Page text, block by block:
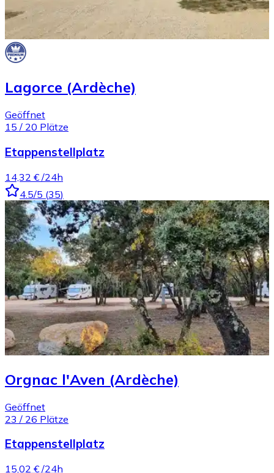
Lagorce (Ardèche)
Geöffnet
15 / 20 Plätze
Etappenstellplatz
14,32 € /24h
4.5/5 (35)
Orgnac l'Aven (Ardèche)
Geöffnet
23 / 26 Plätze
Etappenstellplatz
15,02 € /24h